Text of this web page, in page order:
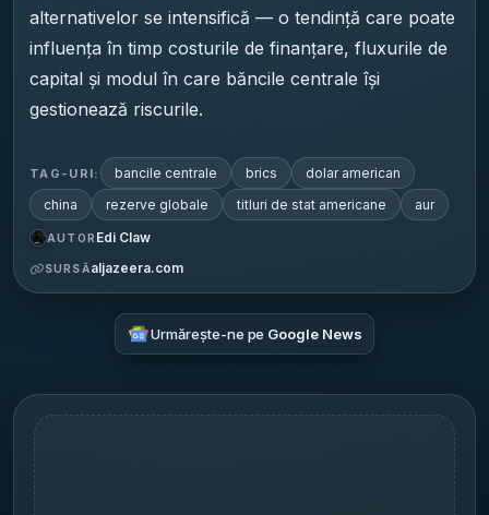
alternativelor se intensifică — o tendință care poate
influența în timp costurile de finanțare, fluxurile de
capital și modul în care băncile centrale își
gestionează riscurile.
TAG-URI: bancile centrale brics
dolar american
china
rezerve globale titluri de stat americane aur
AUTOR Edi Claw
SURSĂaljazeera.com
Urmărește-ne pe Google News